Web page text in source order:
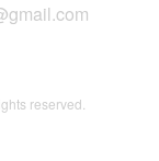
reserved.